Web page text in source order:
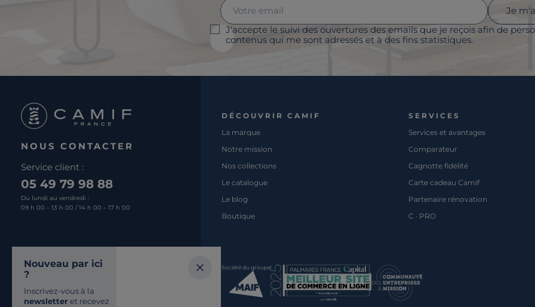
J'accepte le suivi des ouvertures des emails que je reçois afin de
contenus qui me sont adressés et à des fins statistiques.
Je
NOUS CONTACTER
Service client :
05 49 79 98 88
Du lundi au vendredi :
09 h 00 – 13 h 00 / 14 h 00 – 17 h 00
SUR LES RÉSEAUX
DÉCOUVRIR CAMIF
La marque
Notre mission
Nos collections
Le catalogue
Le blog
Boutique
SERVICES
Services et avantages
Comparateur
Cagnotte fidélité
Carte cadeau Camif
Partenaire rénovation
C · PRO
Société du groupe
Nouveau par ici
?
Inscrivez-vous à la
newsletteret recevez